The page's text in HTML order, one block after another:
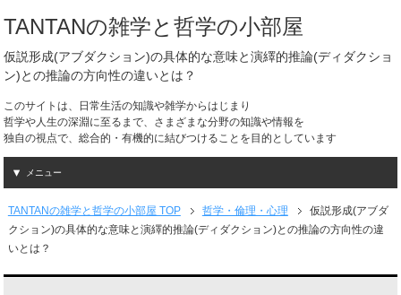
TANTANの雑学と哲学の小部屋
仮説形成(アブダクション)の具体的な意味と演繹的推論(ディダクショ
ン)との推論の方向性の違いとは？
このサイトは、日常生活の知識や雑学からはじまり
哲学や人生の深淵に至るまで、さまざまな分野の知識や情報を
独自の視点で、総合的・有機的に結びつけることを目的としています
メニュー
TANTANの雑学と哲学の小部屋 TOP 哲学・倫理・心理
仮説形成(アブダ
クション)の具体的な意味と演繹的推論(ディダクション)との推論の方向性の違
いとは？